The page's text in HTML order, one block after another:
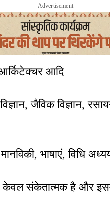
Advertisement
आदि
जैविक विज्ञान,
भाषाएं, विधि
केवल संकेतात्मक है और